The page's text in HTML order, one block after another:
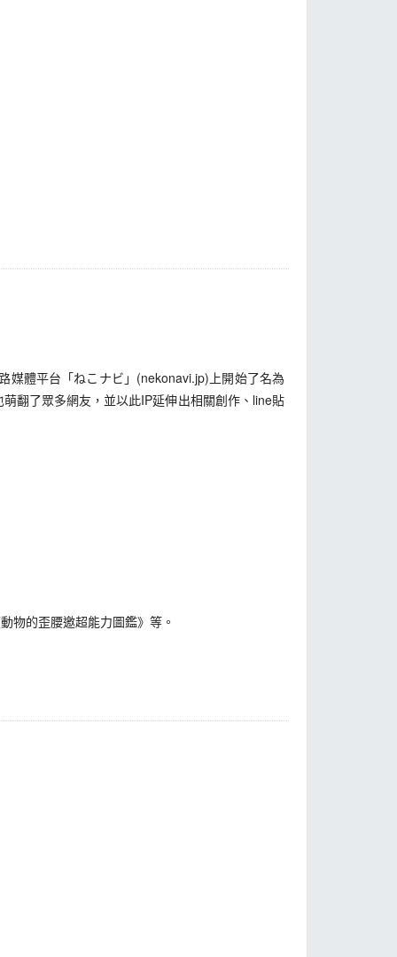
體平台「ねこナビ」(nekonavi.jp)上開始了名為
翻了眾多網友，並以此IP延伸出相關創作、line貼
的歪腰邀超能力圖鑑》等。